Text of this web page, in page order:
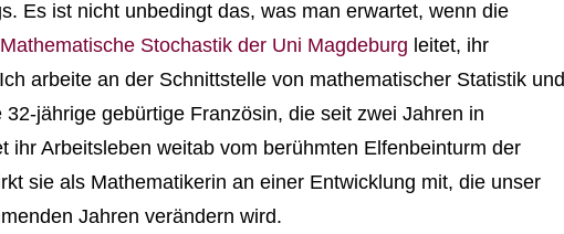
Es ist nicht unbedingt das, was man erwartet, wenn die
Stochastik der Uni Magdeburg leitet, ihr
arbeite an der Schnittstelle von mathematischer Statistik und
32-jährige gebürtige Französin, die seit zwei Jahren in
ihr Arbeitsleben weitab vom berühmten Elfenbeinturm der
sie als Mathematikerin an einer Entwicklung mit, die unser
Jahren verändern wird.